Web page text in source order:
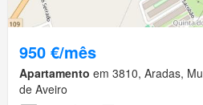
950 €/mês
Apartamento em 3810, Aradas,
de Aveiro